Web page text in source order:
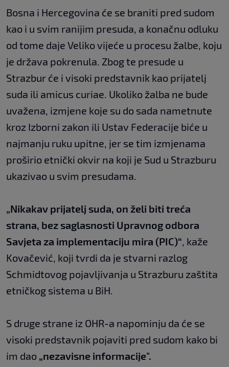
Bosna i Hercegovina će se braniti pred sudom
kao i u svim ranijim presuda, a konačnu odluku
od tome daje Veliko vijeće u procesu žalbe, koju
je država pokrenula. Zbog te presude u
Strazbur će i visoki predstavnik kao prijatelj
suda ili amicus curiae. Ukoliko žalba ne bude
uvažena, izmjene koje su do sada nametnute
kroz Izborni zakon ili Ustav Federacije biće u
najmanju ruku upitne, jer se tim izmjenama
proširio etnički okvir na koji je Sud u Strazburu
ukazivao u svim presudama.
„Nikakav prijatelj suda, on želi biti treća
strana, bez saglasnosti Upravnog odbora
Savjeta za implementaciju mira (PIC)“, kaže
Kovačević, koji tvrdi da je stvarni razlog
Schmidtovog pojavljivanja u Strazburu zaštita
etničkog sistema u BiH.
S druge strane iz OHR-a napominju da će se
visoki predstavnik pojaviti pred sudom kako bi
im dao „nezavisne informacije".